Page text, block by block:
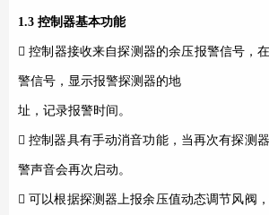
1.3 控制器基本功能
控制器接收来自探测器的余压报警信号，在
警信号，显示报警探测器的地
址，记录报警时间。
控制器具有手动消音功能，当再次有探测
警声音会再次启动。
可以根据探测器上报余压值动态调节风阀